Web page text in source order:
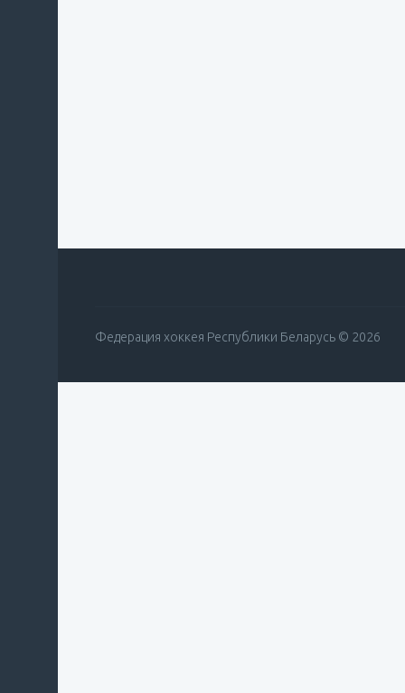
Федерация хоккея Республики Беларусь © 2026